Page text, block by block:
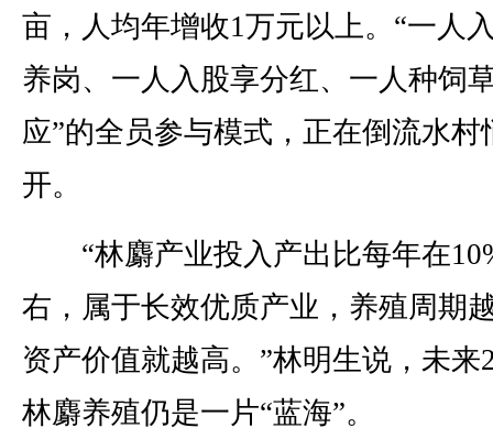
亩，人均年增收1万元以上。“一人
养岗、一人入股享分红、一人种饲
应”的全员参与模式，正在倒流水村
开。
“林麝产业投入产出比每年在
右，属于长效优质产业，养殖周期
资产价值就越高。”林明生说，未来
林麝养殖仍是一片“蓝海”。